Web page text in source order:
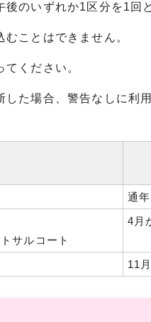
のいずれか1区分を1回
ことはできません。
ください。
た場合、警告なしに利
通年
サルコート
4月
11